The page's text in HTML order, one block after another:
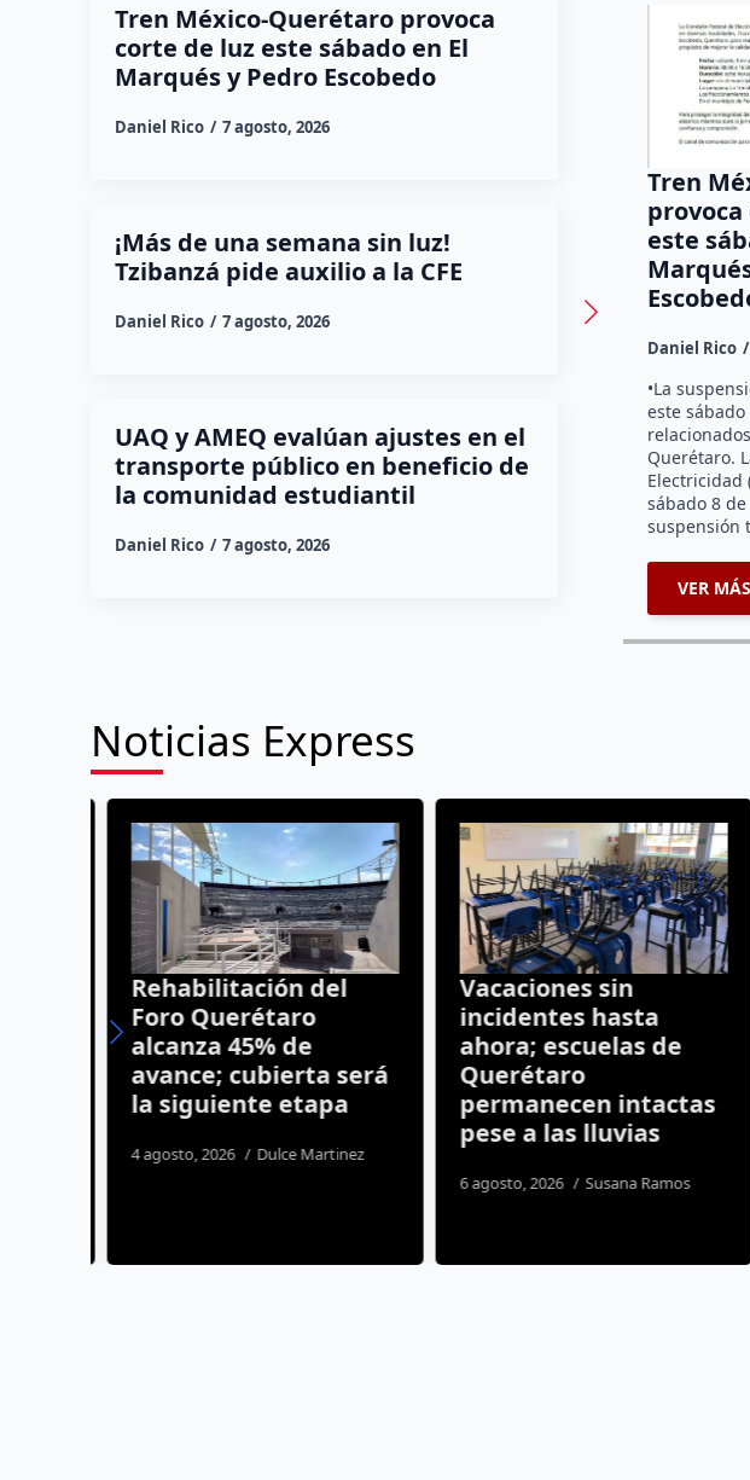
Tren México-Querétaro provoca
corte de luz este sábado en El
Marqués y Pedro Escobedo
Daniel Rico 7 agosto, 2026
¡Más de una semana sin luz!
Tzibanzá pide auxilio a la CFE
Daniel Rico 7 agosto, 2026
UAQ y AMEQ evalúan ajustes en el
transporte público en beneficio de
la comunidad estudiantil
Daniel Rico 7 agosto, 2026
Tren
este
Daniel Rico
•La
este
Querétaro.
Electricidad
sábado 8
suspensión
VER MÁS
Noticias Express
Rehabilitación del
Foro Querétaro
alcanza 45% de
avance; cubierta será
la siguiente etapa
4 agosto, 2026 Dulce Martinez
Vacaciones sin
incidentes hasta
ahora; escuelas de
Querétaro
permanecen intactas
pese a las lluvias
6 agosto, 2026 Susana Ramos